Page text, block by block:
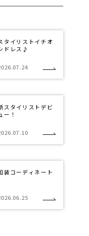
タイリストイチオ
ドレス♪
スタイリストデビ
ー！
装コーディネート